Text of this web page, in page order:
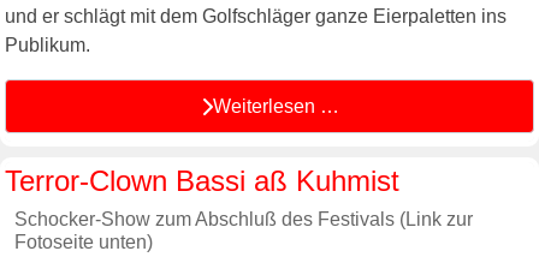
und er schlägt mit dem Golfschläger ganze Eierpaletten ins
Publikum.
Weiterlesen …
Terror-Clown Bassi aß Kuhmist
Schocker-Show zum Abschluß des Festivals (Link zur
Fotoseite unten)